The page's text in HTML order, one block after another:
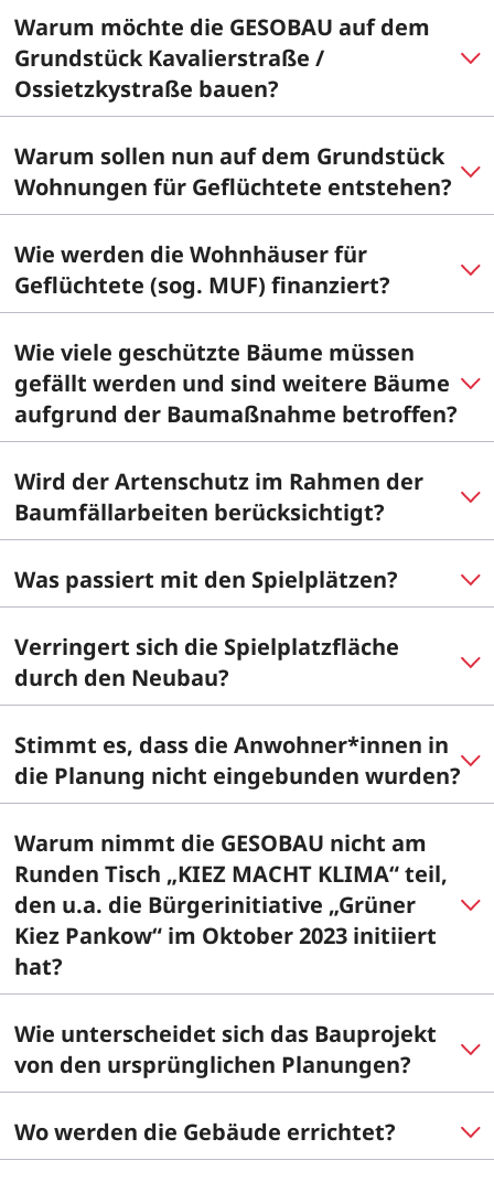
Warum möchte die GESOBAU auf dem
Grundstück Kavalierstraße /
Ossietzkystraße bauen?
Warum sollen nun auf dem Grundstück
Wohnungen für Geflüchtete entstehen?
Wie werden die Wohnhäuser für
Geflüchtete (sog. MUF) finanziert?
Wie viele geschützte Bäume müssen
gefällt werden und sind weitere Bäume
aufgrund der Baumaßnahme betroffen?
Wird der Artenschutz im Rahmen der
Baumfällarbeiten berücksichtigt?
Was passiert mit den Spielplätzen?
Verringert sich die Spielplatzfläche
durch den Neubau?
Stimmt es, dass die Anwohner*innen in
die Planung nicht eingebunden wurden?
Warum nimmt die GESOBAU nicht am
Runden Tisch „KIEZ MACHT KLIMA“ teil,
den u.a. die Bürgerinitiative „Grüner
Kiez Pankow“ im Oktober 2023 initiiert
hat?
Wie unterscheidet sich das Bauprojekt
von den ursprünglichen Planungen?
Wo werden die Gebäude errichtet?